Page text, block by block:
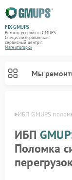
FIX-GMUPS
Ремонт устройств GMUPS
Специализированный
cервисный центр г.
Магнитогорск
Мы
ИБП GMUPS
ИБП
Поломка